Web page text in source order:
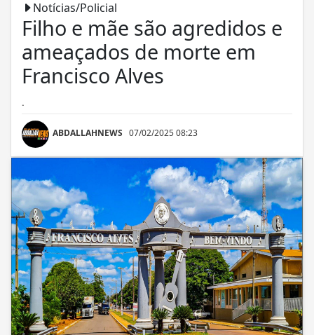
Notícias/Policial
Filho e mãe são agredidos e
ameaçados de morte em
Francisco Alves
.
ABDALLAHNEWS 07/02/2025 08:23